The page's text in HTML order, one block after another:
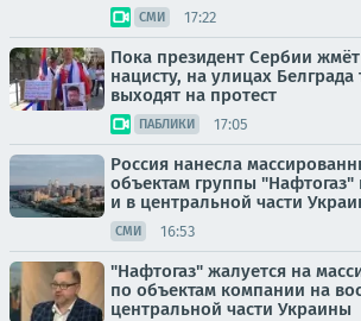
СМИ 17:22
Пока президент Сербии
нацисту, на улицах
выходят на протест
ПАБЛИКИ 17:05
Россия нанесла
объектам группы "Нафтогаз"
и в центральной части
СМИ 16:53
"Нафтогаз" жалуется на
по объектам компании на
центральной части Украины